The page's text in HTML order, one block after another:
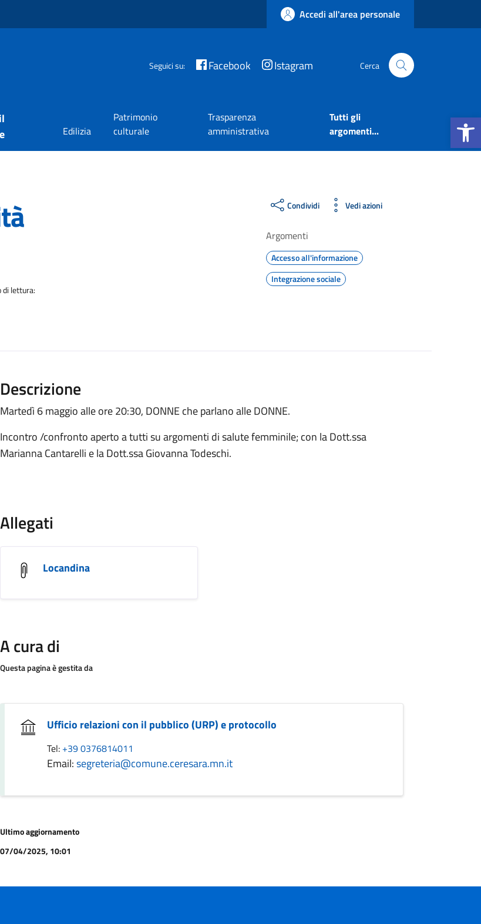
Apri la
Accedi all'area personale
Seguici su: Facebook Istagram Cerca
Edilizia
Patrimonio
culturale
Trasparenza
amministrativa
Tutti gli
argomenti...
di lettura:
Condividi Vedi azioni
Argomenti
Accesso all'informazione
Integrazione sociale
Descrizione
Martedì 6 maggio alle ore 20:30, DONNE che parlano alle DONNE.
Incontro /confronto aperto a tutti su argomenti di salute femminile; con la Dott.ssa
Marianna Cantarelli e la Dott.ssa Giovanna Todeschi.
Allegati
Locandina
A cura di
Questa pagina è gestita da
Ufficio relazioni con il pubblico (URP) e protocollo
Tel: +39 0376814011
Email:segreteria@comune.ceresara.mn.it
Ultimo aggiornamento
07/04/2025, 10:01